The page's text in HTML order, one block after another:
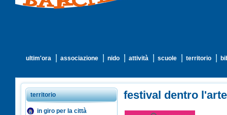
ultim'ora associazione nido attività scuole territorio
territorio
in giro per la città
festival dentro